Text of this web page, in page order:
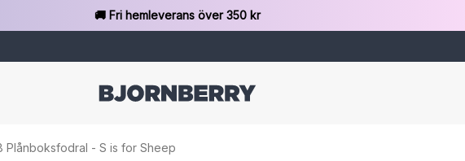
🚚 Fri hemleverans över 350 kr
Plånboksfodral - S is for Sheep